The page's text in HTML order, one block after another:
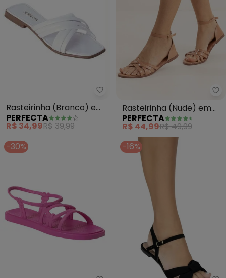
Perfecta - Rasteirinha
Rasteirinha (Branco) em
Verniz
PERFECTA
R$ 34,99R$ 39,99
Rasteirinha (Nude) em
Verniz
PERFECTA
R$ 44,99R$ 49,99
-30%
-16%